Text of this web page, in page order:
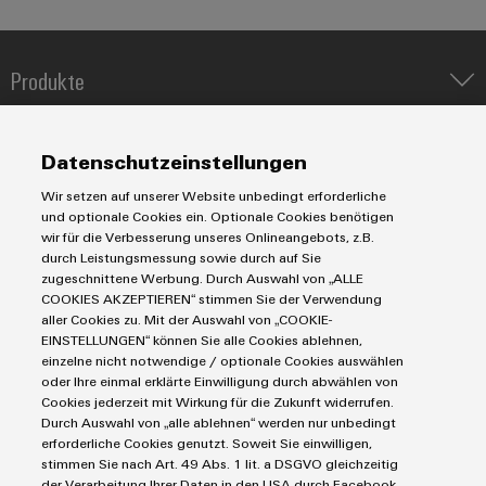
Weidmüller
Configurator
Digital
Engineering
auf einem
neuen Niveau
unkompliziert,
schnell
Produkte
Koppelrelais
Leiterplattensteckverbinder und Leiterplattenklemmen
Markierungssysteme
Reihenklemmen
Stromversorgungen
Industrial IoT
Industrial Security
Single Pair Ethernet
Smart Metering
SNAP IN Anschlusstechnologie
Workplace Solutions
Service
Connectivity Consulting
eShop / Digitale Bestellmöglichkeiten
Engineering-Daten
PCB Connector Services
Support Center
Technische Produktkataloge
Weidmüller Configurator
Industrien
Datencenter
Gerätehersteller
Maschinenbau
Photovoltaik
Wasserstoff
Weidmüller Industry Match
Impressum
Einkaufs- /Lieferanteninformationen
Datenschutzerklärung
Cookie Richtlinie
Datenschutzeinstellungen
Wir setzen auf unserer Website unbedingt erforderliche
und optionale Cookies ein. Optionale Cookies benötigen
wir für die Verbesserung unseres Onlineangebots, z.B.
durch Leistungsmessung sowie durch auf Sie
zugeschnittene Werbung. Durch Auswahl von „ALLE
COOKIES AKZEPTIEREN“ stimmen Sie der Verwendung
aller Cookies zu. Mit der Auswahl von „COOKIE-
EINSTELLUNGEN“ können Sie alle Cookies ablehnen,
einzelne nicht notwendige / optionale Cookies auswählen
oder Ihre einmal erklärte Einwilligung durch abwählen von
Cookies jederzeit mit Wirkung für die Zukunft widerrufen.
Durch Auswahl von „alle ablehnen“ werden nur unbedingt
erforderliche Cookies genutzt. Soweit Sie einwilligen,
stimmen Sie nach Art. 49 Abs. 1 lit. a DSGVO gleichzeitig